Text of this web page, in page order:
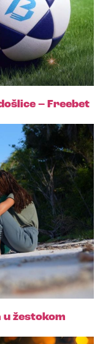
– Freebet
u žestokom